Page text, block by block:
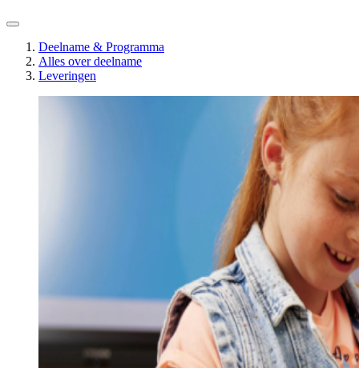
Deelname & Programma
Alles over deelname
Leveringen